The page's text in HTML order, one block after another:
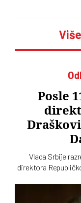
Posle
Vlada Srbije
direktora